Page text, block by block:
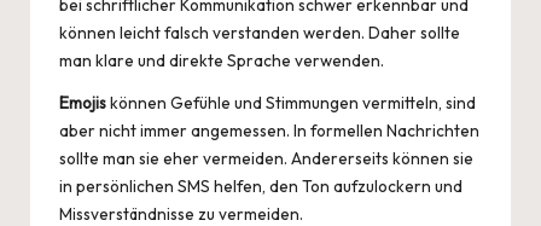
bei schriftlicher Kommunikation schwer erkennbar und
können leicht falsch verstanden werden. Daher sollte
man klare und direkte Sprache verwenden.
Emojiskönnen Gefühle und Stimmungen vermitteln, sind
aber nicht immer angemessen. In formellen Nachrichten
sollte man sie eher vermeiden. Andererseits können sie
in persönlichen SMS helfen, den Ton aufzulockern und
Missverständnisse zu vermeiden.